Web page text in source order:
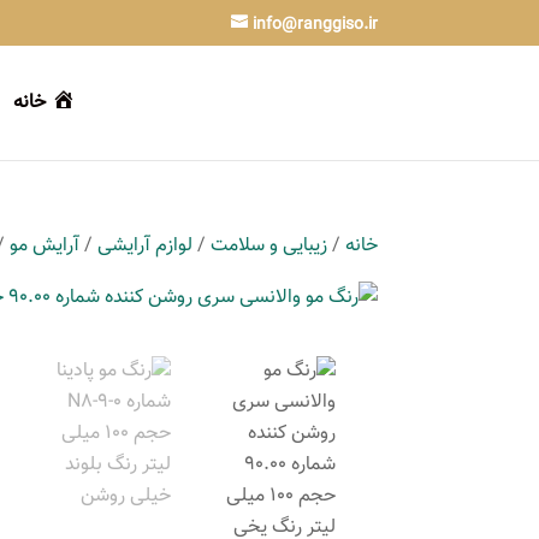
info@ranggiso.ir
خانه
خانه /زیبایی و سلامت / لوازم آرایشی /آرایش مو